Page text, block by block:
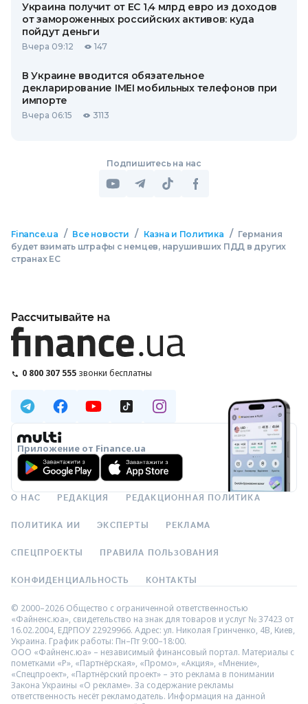
Украина получит от ЕС 1,4 млрд евро из доходов
от замороженных российских активов: куда
пойдут деньги
Вчера 09:12 147
В Украине вводится обязательное
декларирование IMEI мобильных телефонов при
импорте
Вчера 06:15 3113
Подпишитесь на нас
Finance.ua / Все новости / Казна и Политика / Германия
будет взимать штрафы с немцев, нарушивших ПДД в других
странах ЕС
Рассчитывайте на
0 800 307 555 звонки бесплатны
Приложение от Finance.ua
О НАС РЕДАКЦИЯ РЕДАКЦИОННАЯ ПОЛИТИКА
ПОЛИТИКА ИИ ЭКСПЕРТЫ РЕКЛАМА
СПЕЦПРОЕКТЫ ПРАВИЛА ПОЛЬЗОВАНИЯ
КОНФИДЕНЦИАЛЬНОСТЬ КОНТАКТЫ
© 2000–2026 Общество с ограниченной ответственностью
«Файненс.юа», свидетельство на знак для товаров и услуг № 37423 от
16.02.2004, ЕДРПОУ 22929966. Адрес: ул. Николая Гринченко, 4В, Киев,
Украина. График работы: Пн–Пт 9:00–18:00.
ООО «Файненс.юа» – независимый финансовый портал. Материалы с
пометками «Р», «Партнёрская», «Промо», «Акция», «Мнение»,
«Спецпроект», «Партнёрский проект» – это реклама в понимании
Закона Украины «О рекламе». За содержание рекламы
ответственность несёт рекламодатель. Информация на данной